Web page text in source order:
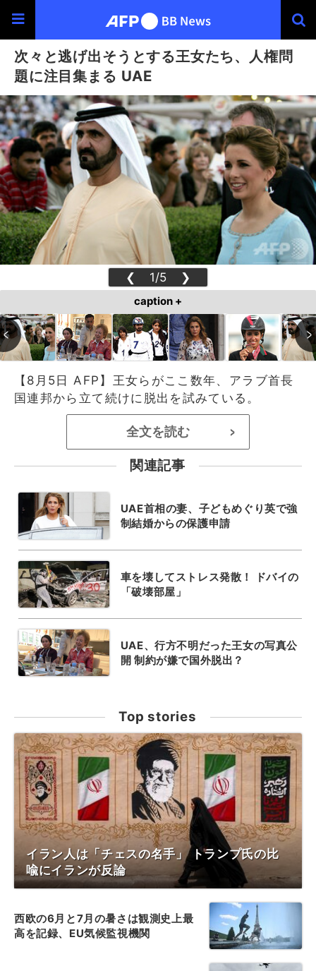
次々と逃げ出そうとする王女たち、人権問
題に注目集まる UAE
❮ 1/5 ❯
caption +
【8月5日 AFP】王女らがここ数年、アラブ首長
国連邦から立て続けに脱出を試みている。
全文を読む >
関連記事
UAE首相の妻、子どもめぐり英で強
制結婚からの保護申請
車を壊してストレス発散！ ドバイの
「破壊部屋」
UAE、行方不明だった王女の写真公
開 制約が嫌で国外脱出？
Top stories
イラン人は「チェスの名手」 トランプ氏の比
喩にイランが反論
西欧の6月と7月の暑さは観測史上最
高を記録、EU気候監視機関